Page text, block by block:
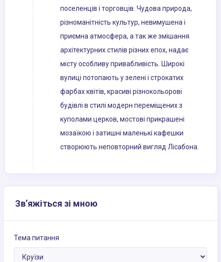
поселенців і торговців. Чудова природа,
різноманітність культур, невимушена і
приємна атмосфера, а так же змішання
архітектурних стилів різних епох, надає
місту особливу привабливість. Широкі
вулиці потопають у зелені і строкатих
фарбах квітів, красиві різнокольорові
будівлі в стилі модерн переміщених з
куполами церков, мостові прикрашені
мозаїкою і затишні маленькі кафешки
створюють неповторний вигляд Лісабона.
Зв’яжіться зі мною
Тема питання